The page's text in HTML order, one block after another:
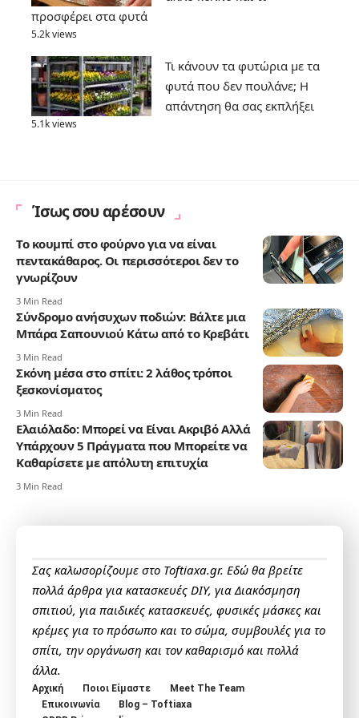
προσφέρει στα φυτά
5.2k views
Τι κάνουν τα φυτώρια με τα
φυτά που δεν πουλάνε; Η
απάντηση θα σας εκπλήξει
5.1k views
Ίσως σου αρέσουν
Το κουμπί στο φούρνο για να είναι
πεντακάθαρος. Οι περισσότεροι δεν το
γνωρίζουν
3 Min Read
Σύνδρομο ανήσυχων ποδιών: Βάλτε μια
Μπάρα Σαπουνιού Κάτω από το Κρεβάτι
3 Min Read
Σκόνη μέσα στο σπίτι: 2 λάθος τρόποι
ξεσκονίσματος
3 Min Read
Ελαιόλαδο: Μπορεί να Είναι Ακριβό Αλλά
Υπάρχουν 5 Πράγματα που Μπορείτε να
Καθαρίσετε με απόλυτη επιτυχία
3 Min Read
Σας καλωσορίζουμε στο Toftiaxa.gr. Εδώ θα βρείτε
πολλά άρθρα για κατασκευές DIY, για Διακόσμηση
σπιτιού, για παιδικές κατασκευές, φυσικές μάσκες και
κρέμες για το πρόσωπο και το σώμα, συμβουλές για το
σπίτι, την οργάνωση και τον καθαρισμό και πολλά
άλλα.
Αρχική Ποιοι Είμαστε
Meet The Team
Επικοινωνία
Blog – Toftiaxa